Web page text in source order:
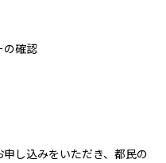
確認
し込みをいただき、都民の